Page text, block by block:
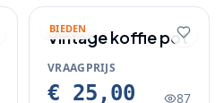
BIEDEN
Vintage koffie pot
VRAAGPRIJS
€ 25,00 87